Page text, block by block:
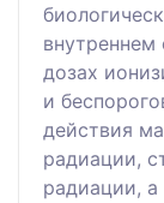
внутреннем
дозах
и
действия
радиации,
радиации, а